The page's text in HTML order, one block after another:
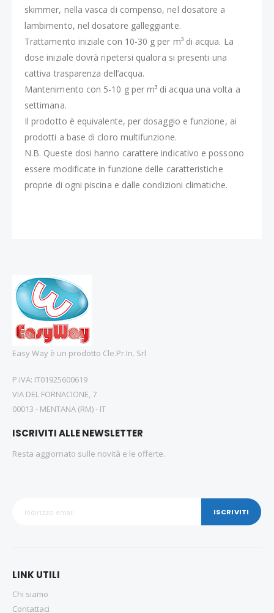
skimmer, nella vasca di compenso, nel dosatore a
lambimento, nel dosatore galleggiante.
Trattamento iniziale con 10-30 g per m³ di acqua. La
dose iniziale dovrà ripetersi qualora si presenti una
cattiva trasparenza dell’acqua.
Mantenimento con 5-10 g per m³ di acqua una volta a
settimana.
Il prodotto è equivalente, per dosaggio e funzione, ai
prodotti a base di cloro multifunzione.
N.B. Queste dosi hanno carattere indicativo e possono
essere modificate in funzione delle caratteristiche
proprie di ogni piscina e dalle condizioni climatiche.
Easy Way è un prodotto Cle.Pr.In. Srl
P.IVA: IT01925600619
VIA DEL FORNACIONE, 7
00013 - MENTANA (RM) - IT
ISCRIVITI ALLE NEWSLETTER
Resta aggiornato sulle novità e le offerte.
ISCRIVITI
LINK UTILI
Chi siamo
Contattaci